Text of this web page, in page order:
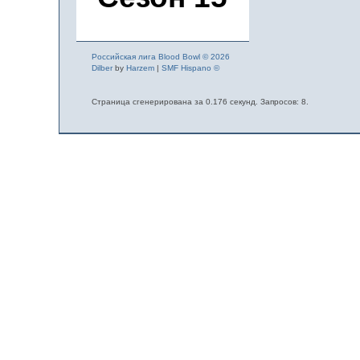
Российская лига Blood Bowl © 2026
Dilberby Harzem| SMF Hispano ©
Страница сгенерирована за 0.176 секунд. Запросов: 8.